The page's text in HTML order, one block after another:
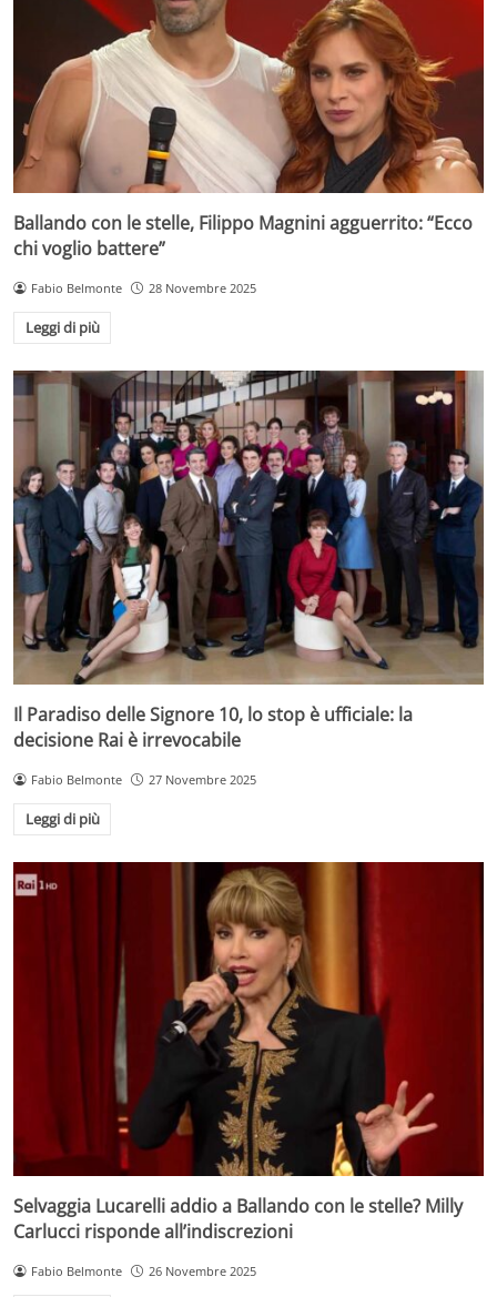
Ballando con le stelle, Filippo Magnini agguerrito: “Ecco
chi voglio battere”
Fabio Belmonte 28 Novembre 2025
Leggi di più
Il Paradiso delle Signore 10, lo stop è ufficiale: la
decisione Rai è irrevocabile
Fabio Belmonte 27 Novembre 2025
Leggi di più
Selvaggia Lucarelli addio a Ballando con le stelle? Milly
Carlucci risponde all’indiscrezioni
Fabio Belmonte 26 Novembre 2025